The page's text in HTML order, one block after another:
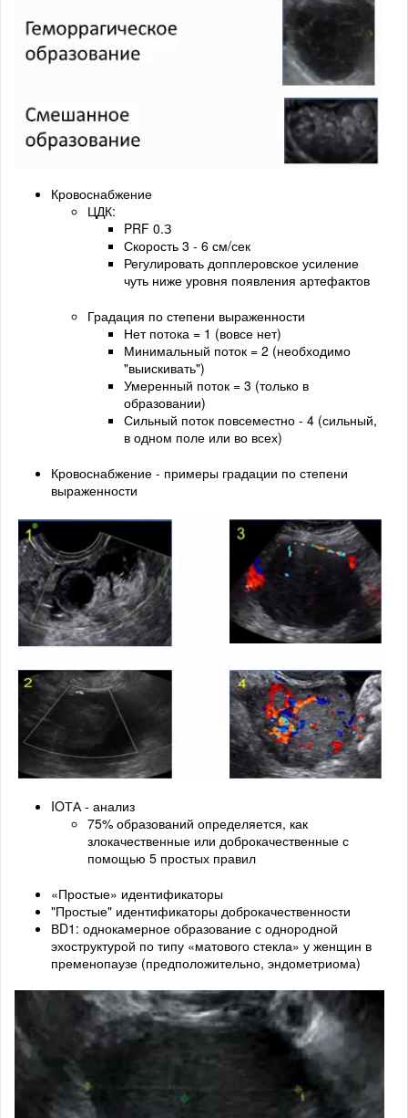
Кровоснабжение
ЦДК:
PRF 0.З
Скорость 3 - 6 см/сек
Регулировать допплеровское усиление
чуть ниже уровня появления артефактов
Градация по степени выраженности
Нет потока = 1 (вовсе нет)
Минимальный поток = 2 (необходимо
"выискивать")
Умеренный поток = 3 (только в
образовании)
Сильный поток повсеместно - 4 (сильный,
в одном поле или во всех)
Кровоснабжение - примеры градации по степени
выраженности
IOТА - анализ
75% образований определяется, как
злокачественные или доброкачественные с
помощью 5 простых правил
«Простые» идентификаторы
"Простые" идентификаторы доброкачественности
ВD1: однокамерное образование с однородной
эхоструктурой по типу «матового стекла» у женщин в
пременопаузе (предположительно, эндометриома)